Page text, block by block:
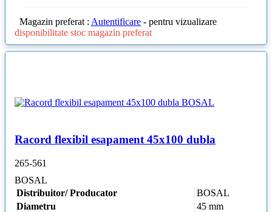
Magazin preferat : Autentificare - pentru vizualizare
disponibilitate stoc magazin preferat
Racord flexibil esapament 45x100 dubla
265-561
BOSAL
Distribuitor/ Producator
BOSAL
Diametru
45 mm